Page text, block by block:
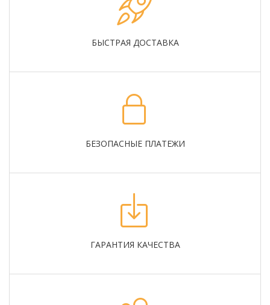
БЫСТРАЯ ДОСТАВКА
БЕЗОПАСНЫЕ ПЛАТЕЖИ
ГАРАНТИЯ КАЧЕСТВА